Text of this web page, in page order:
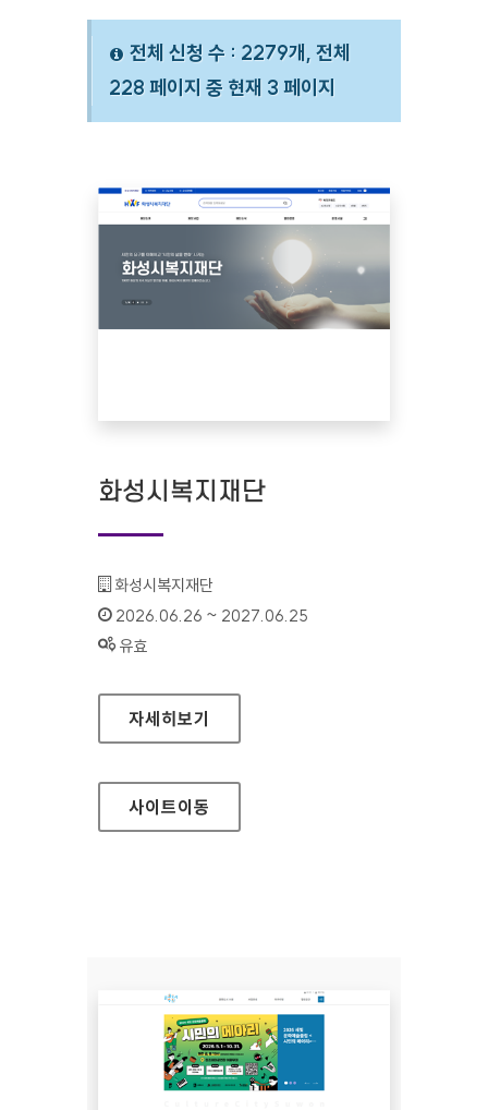
전체 신청 수 : 2279개, 전체
228 페이지 중 현재 3 페이지
화성시복지재단
기관명 :
화성시복지재단
인증기간 :
2026.06.26 ~ 2027.06.25
상태 :
유효
화성시복지재단
자세히보기
사이트이동